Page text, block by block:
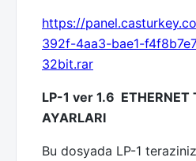
https://
392f-4aa3-bae1-
32bit.rar
LP-1 ver 1.6 ETHERNET
AYARLARI
Bu dosyada LP-1